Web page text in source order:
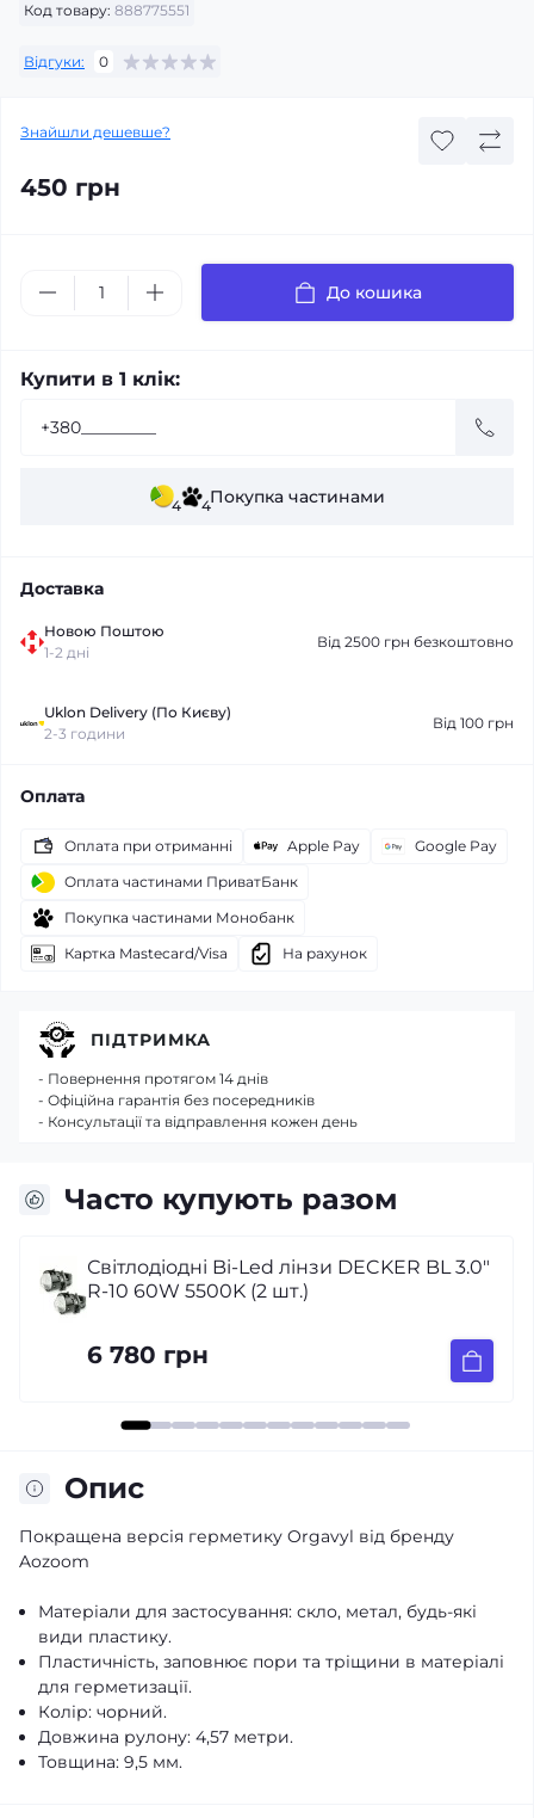
Код товару: 888775551
Відгуки: 0
Знайшли дешевше?
450 грн
До кошика
Купити в 1 клік:
4 4Покупка частинами
Доставка
Новою Поштою
1-2 дні
Від 2500 грн безкоштовно
Uklon Delivery (По Києву)
2-3 години
Від 100 грн
Оплата
Оплата при отриманні Apple Pay
Google Pay
Оплата частинами ПриватБанк
Покупка частинами Монобанк
Картка Mastecard/Visa
На рахунок
Часто купують разом
BL 3.0"
Перехідні рамки для заміни
Volkswagen Passat B5+ galogen
Опис
Покращена версія герметику Orgavyl від бренду
Aozoom
Матеріали для застосування: скло, метал, будь-які
види пластику.
Пластичність, заповнює пори та тріщини в матеріалі
для герметизації.
Колір: чорний.
Довжина рулону: 4,57 метри.
Товщина: 9,5 мм.
ПІДТРИМКА
- Повернення протягом 14 днів
- Офіційна гарантія без посередників
- Консультації та відправлення кожен день